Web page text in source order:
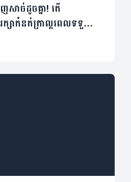
ាច់ដូចគ្នា! តើ
សាកំនត់ត្រាល្អពេលទទួល
នទេ?